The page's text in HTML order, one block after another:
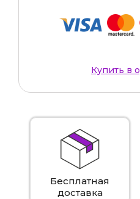
Купить в
Бесплатная
доставка